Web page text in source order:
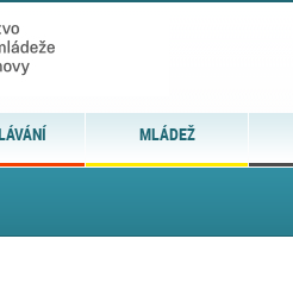
MLÁDEŽ